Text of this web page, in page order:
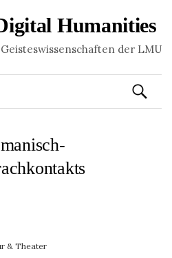
Humanities
der LMU
Suchen
nach:
& Theater